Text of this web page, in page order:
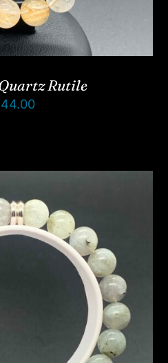
Rutile
44.00